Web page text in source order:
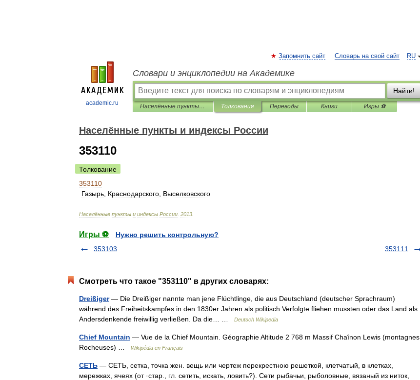
academic.ru
RU
Запомнить сайт Словарь на свой сайт
Словари и энциклопедии на Академике
Найти!
Населённые пункты и индексы России Толкования Переводы Книги Игры ⚽
Населённые пункты и индексы России
353110
Толкование
353110
Газырь Краснодарского Выселковского
Населённые пункты и индексы России 2013
Игры ⚽
Нужно решить контрольную?
353103
353111
Смотреть что такое "353110" в других словарях:
Dreißiger— Die Dreißiger nannte man jene Flüchtlinge, die aus Deutschland (deutscher Sprachraum)
während des Freiheitskampfes in den 1830er Jahren als politisch Verfolgte fliehen mussten oder das Land als
Andersdenkende freiwillig verließen. Da die… …
Deutsch Wikipedia
Chief Mountain — Vue de la Chief Mountain. Géographie Altitude 2 768 m Massif Chaînon Lewis (montagnes
Rocheuses) …
Wikipédia en Français
СЕТЬ — СЕТЬ, сетка, точка жен. вещь или чертеж перекрестною решеткой, клетчатый, в клетках,
мережках, ячеях (от ·стар., гл. сетить, искать, ловить?). Сети рыбачьи, рыболовные, вязаный из ниток,